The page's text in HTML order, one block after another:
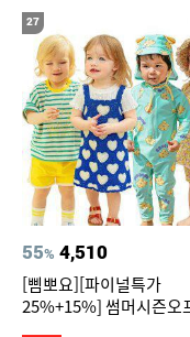
27
55% 4,510
[삠뽀요][파이널특가
25%+15%] 썸머시즌오